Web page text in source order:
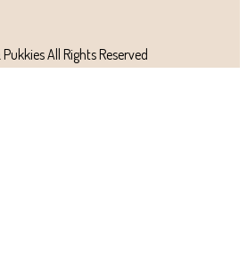
PukkiesAll Rights Reserved